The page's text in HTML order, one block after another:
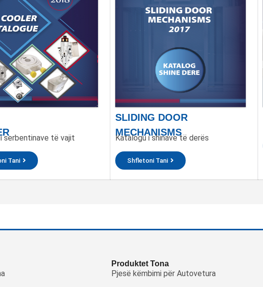
serbentinave të vajit
Tani
SLIDING DOOR
MECHANISMS
Katalogu i shinave të derës
Shfletoni Tani
Produktet Tona
Pjesë këmbimi për Autovetura